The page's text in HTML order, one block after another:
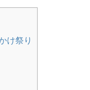
け祭り